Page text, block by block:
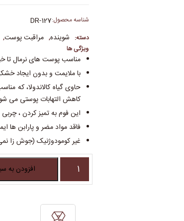
شناسه محصول:DR-127
دسته: شوینده, مراقبت پوست,
ویژگی ها
مناسب پوست های نرمال تا
با ملایمت و بدون ایجاد
حاوی گیاه کالاندولا، که
کاهش التهابات پوستی می
این فوم به تمیز کردن ،
فاقد مواد مضر و پارابن ها
غیر کومودوژنیک (جوش زا
افزودن به